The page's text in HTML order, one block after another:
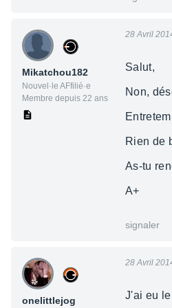
Mikatchou182
Nouvel·le AFfilié·e
Membre depuis 22 ans
28 Avril
Salut,
Non,
Rien de
As-tu
A+
signaler
onelittlejog
28 Avril
J'ai eu